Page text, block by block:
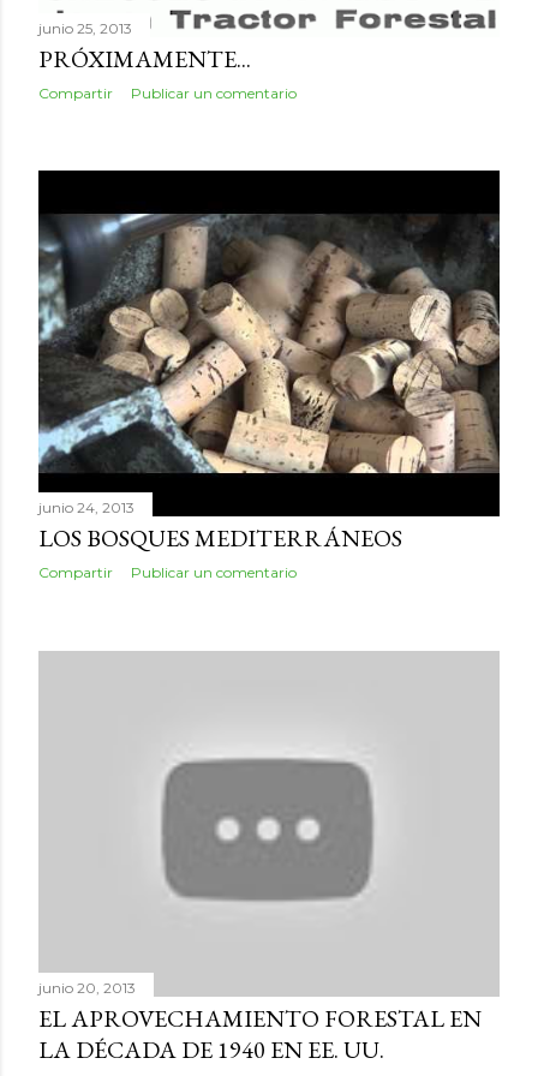
junio 25, 2013
PRÓXIMAMENTE...
Compartir Publicar un comentario
junio 24, 2013
LOS BOSQUES MEDITERRÁNEOS
Compartir Publicar un comentario
junio 20, 2013
EL APROVECHAMIENTO FORESTAL EN
LA DÉCADA DE 1940 EN EE. UU.